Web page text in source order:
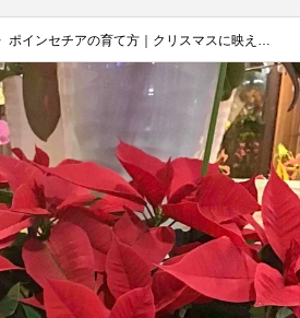
ポインセチアの育て方｜クリスマスに映える人気の鉢花が入荷｜温かくて日の当たる場所に置いて